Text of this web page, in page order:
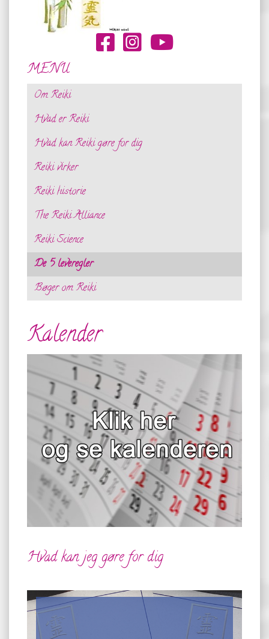
MENU
Om Reiki
Hvad er Reiki
Hvad kan Reiki gøre for dig
Reiki virker
Reiki historie
The Reiki Alliance
Reiki Science
De 5 leveregler
Bøger om Reiki
Kalender
Hvad kan jeg gøre for dig